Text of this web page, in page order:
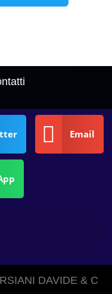
Email
DAVIDE & C